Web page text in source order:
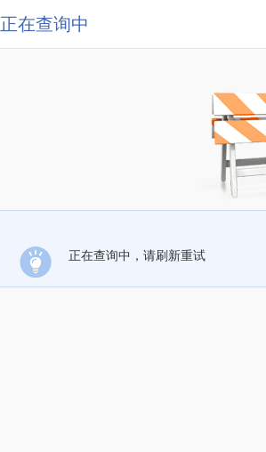
正在查询中
正在查询中，请刷新重试